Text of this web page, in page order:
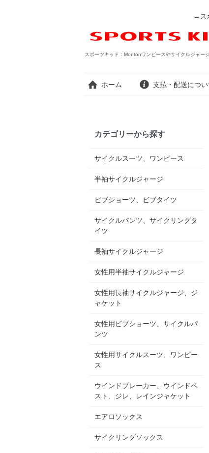
→ス
スポーツキッド：Montonワンピースやサイクルジャー
ホーム 支払・配送につい
カテゴリーから探す
サイクルスーツ、ワンピース
半袖サイクルジャージ
ビブショーツ、ビブタイツ
サイクルパンツ、サイクリングタ
イツ
長袖サイクルジャージ
女性用半袖サイクルジャージ
女性用長袖サイクルジャージ、ジ
ャケット
女性用ビブショーツ、サイクルパ
ンツ
女性用サイクルスーツ、ワンピー
ス
ウインドブレーカー、ウインドベ
スト、ジレ、レインジャケット
エアロソックス
サイクリングソックス